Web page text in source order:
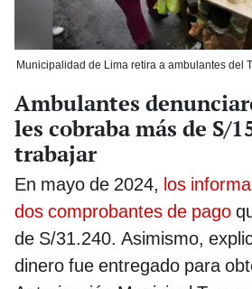
Municipalidad de Lima retira a ambulantes del
Ambulantes
les cobraba más de S/
trabajar
En mayo de 2024, los
dos comprobantes de pago
de S/31.240. Asimismo,
dinero fue entregado para